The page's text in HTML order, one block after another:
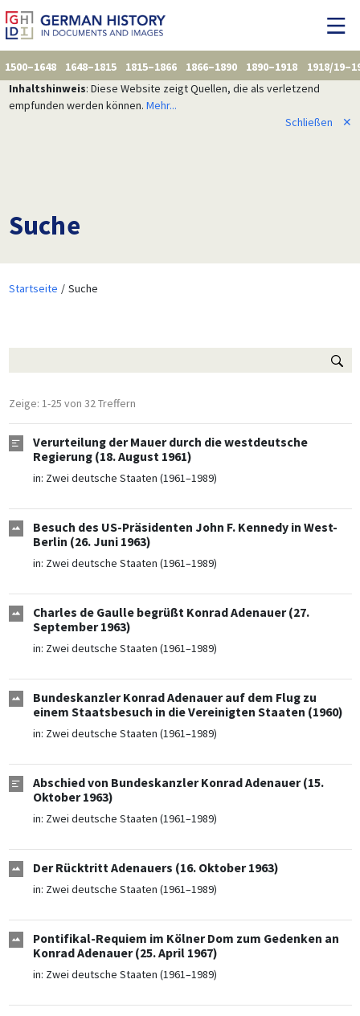
1500–1648 1648–1815 1815–1866 1866–1890 1890–1918
1918/
Inhaltshinweis: Diese Website zeigt Quellen, die als verletzend
empfunden werden können. Mehr...
Schließen
✕
Suche
Startseite Suche
Zeige: 1-25 von 32 Treffern
Verurteilung der Mauer durch die westdeutsche
Regierung (18. August 1961)
in: Zwei deutsche Staaten (1961–1989)
Besuch des US-Präsidenten John F. Kennedy in West-
Berlin (26. Juni 1963)
in: Zwei deutsche Staaten (1961–1989)
Charles de Gaulle begrüßt Konrad Adenauer (27.
September 1963)
in: Zwei deutsche Staaten (1961–1989)
Bundeskanzler Konrad Adenauer auf dem Flug zu
einem Staatsbesuch in die Vereinigten Staaten (1960)
in: Zwei deutsche Staaten (1961–1989)
Abschied von Bundeskanzler Konrad Adenauer (15.
Oktober 1963)
in: Zwei deutsche Staaten (1961–1989)
Der Rücktritt Adenauers (16. Oktober 1963)
in: Zwei deutsche Staaten (1961–1989)
Pontifikal-Requiem im Kölner Dom zum Gedenken an
Konrad Adenauer (25. April 1967)
in: Zwei deutsche Staaten (1961–1989)